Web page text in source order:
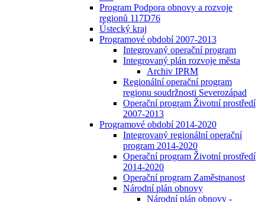
Program Podpora obnovy a rozvoje
regionů 117D76
Ústecký kraj
Programové období 2007-2013
Integrovaný operační program
Integrovaný plán rozvoje města
Archiv IPRM
Regionální operační program
regionu soudržnosti Severozápad
Operační program Životní prostředí
2007-2013
Programové období 2014-2020
Integrovaný regionální operační
program 2014-2020
Operační program Životní prostředí
2014-2020
Operační program Zaměstnanost
Národní plán obnovy
Národní plán obnovy -